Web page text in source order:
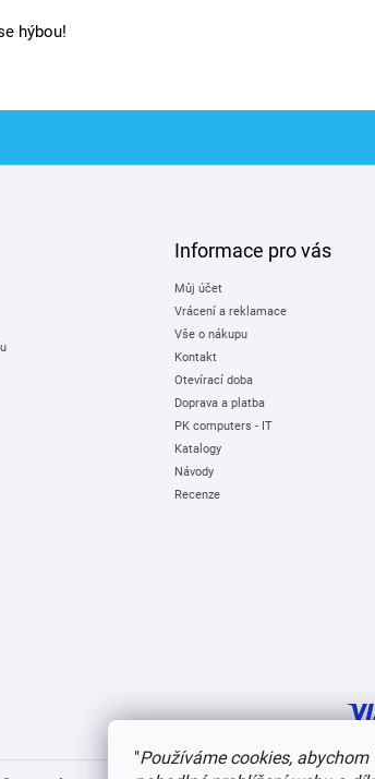
"Používáme cookies,
hýbou!
Informace pro vás
Můj účet
Vrácení a reklamace
Vše o nákupu
Kontakt
Otevírací doba
Doprava a platba
PK computers - IT
Katalogy
Návody
Recenze